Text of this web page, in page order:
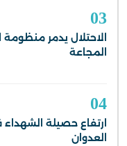
03
الاحتلال يدمر
المجاعة
04
العدوان